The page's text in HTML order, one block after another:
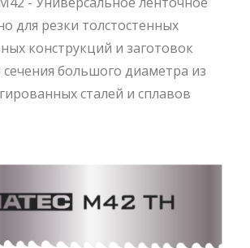
для резки толстостенных
конструкций и заготовок
большого диаметра из
сталей и сплавов